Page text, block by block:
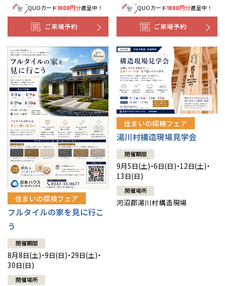
QUOカード1000円分進呈中！
ご来場予約
QUOカード1000円分進呈中！
ご来場予約
住まいの探検フェア
フルタイルの家を見に行こ
う
開催期間
8月8日(土)・9日(日)・29日(土)・
30日(日)
開催場所
住まいの探検フェア
湯川村構造現場見学会
開催期間
9月5日(土)・6日(日)・12日(土)・
13日(日)
開催場所
河沼郡湯川村構造現場